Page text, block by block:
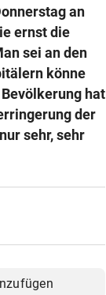
an
ernst die
sei an den
könne
hat
der
sehr, sehr